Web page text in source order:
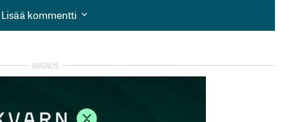
Lisää kommentti
Lisää kommentti